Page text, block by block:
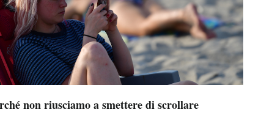
non riusciamo a smettere di scrollare